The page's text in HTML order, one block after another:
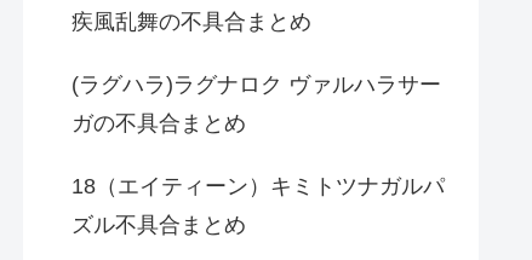
疾風乱舞の不具合まとめ
(ラグハラ)ラグナロク ヴァルハラサー
ガの不具合まとめ
18（エイティーン）キミトツナガルパ
ズル不具合まとめ